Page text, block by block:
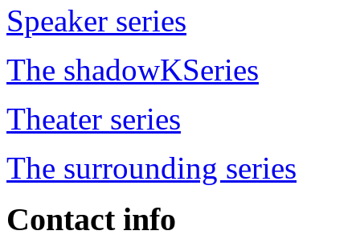
Speaker series
The shadowKSeries
Theater series
The surrounding series
Contact info